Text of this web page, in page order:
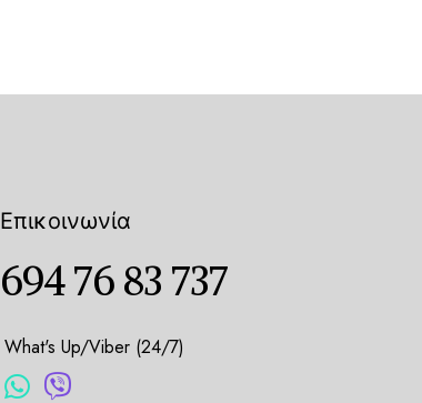
Επικοινωνία
694 76 83 737
What's Up/Viber (24/7)